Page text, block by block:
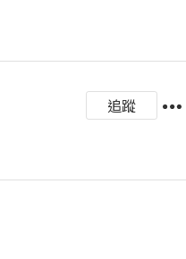
追蹤